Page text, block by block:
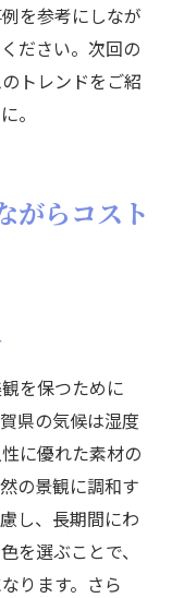
を参考にしなが
ださい。次回の
トレンドをご紹
。
がらコスト
を保つために
県の気候は湿度
に優れた素材の
の景観に調和す
し、長期間にわ
を選ぶことで、
ります。さら